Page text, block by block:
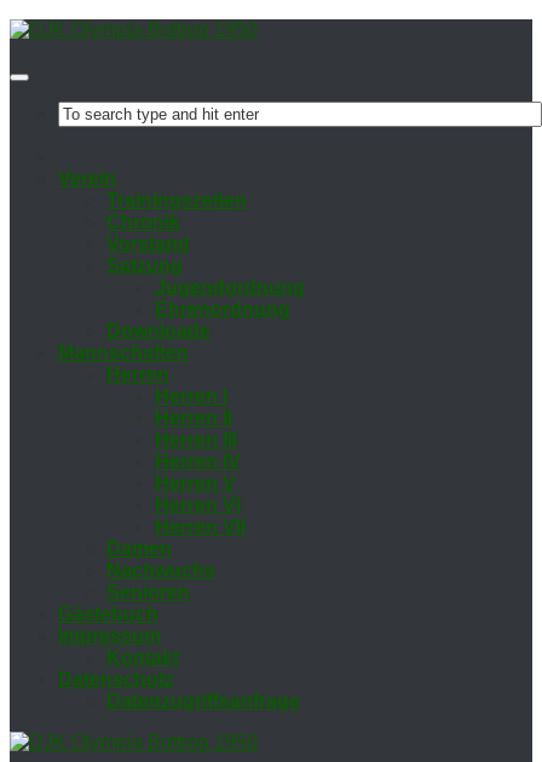
Ver­ein
Trai­nings­zei­ten
Chro­nik
Vor­stand
Sat­zung
Ju­gend­ord­nung
Eh­ren­ord­nung
Down­loads
Mann­schaf­ten
Her­ren
Her­ren I
Her­ren II
Her­ren III
Her­ren IV
Her­ren V
Her­ren VI
Her­ren VII
Da­men
Nach­wuchs
Se­nio­ren
Gäs­te­buch
Im­pres­sum
Kon­takt
Da­ten­schutz
Da­ten­zu­griffs­an­fra­ge